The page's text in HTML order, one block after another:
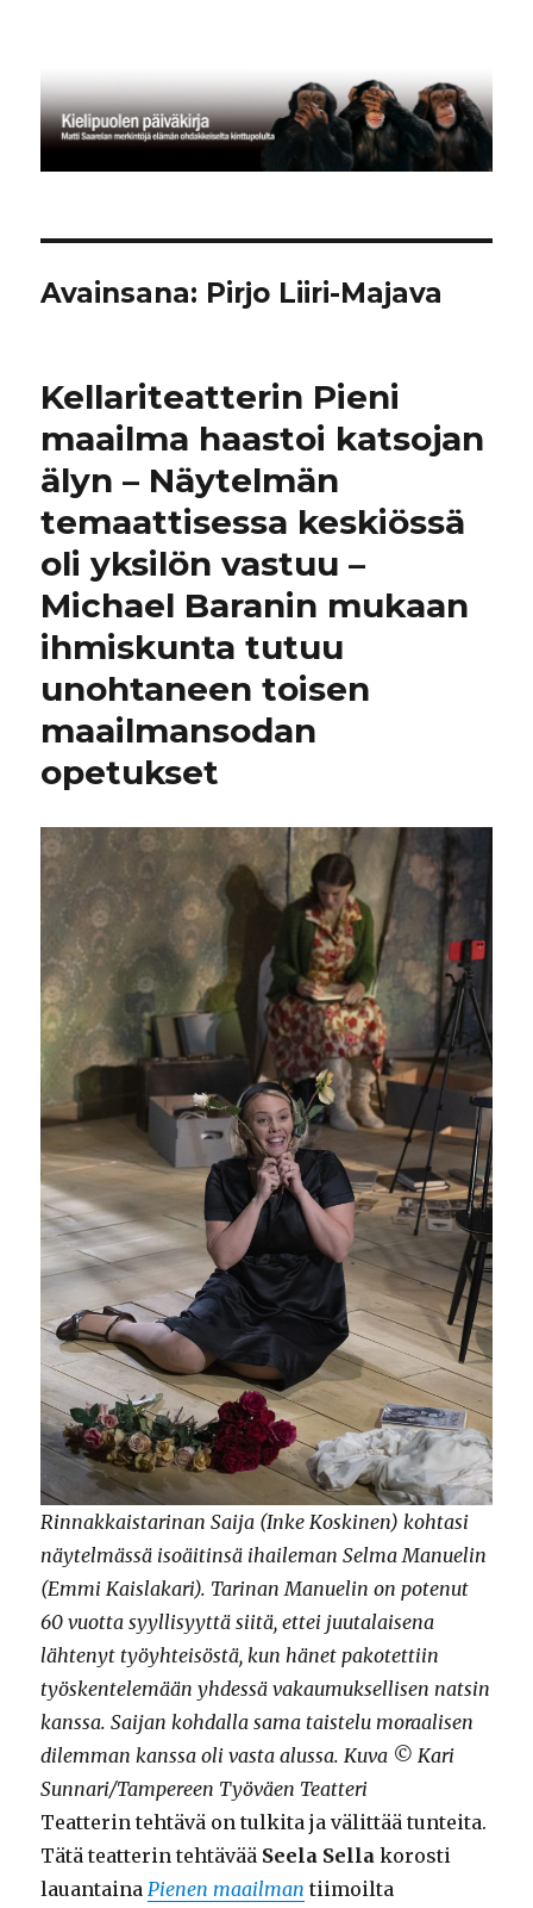
Avainsana: Pirjo Liiri-Majava
Kellariteatterin Pieni
maailma haastoi katsojan
älyn – Näytelmän
temaattisessa keskiössä
oli yksilön vastuu –
Michael Baranin mukaan
ihmiskunta tutuu
unohtaneen toisen
maailmansodan
opetukset
Rinnakkaistarinan Saija (Inke Koskinen) kohtasi
näytelmässä isoäitinsä ihaileman Selma Manuelin
(Emmi Kaislakari). Tarinan Manuelin on potenut
60 vuotta syyllisyyttä siitä, ettei juutalaisena
lähtenyt työyhteisöstä, kun hänet pakotettiin
työskentelemään yhdessä vakaumuksellisen natsin
kanssa. Saijan kohdalla sama taistelu moraalisen
dilemman kanssa oli vasta alussa. Kuva © Kari
Sunnari/Tampereen Työväen Teatteri
Teatterin tehtävä on tulkita ja välittää tunteita.
Tätä teatterin tehtävää Seela Sella korosti
lauantaina Pienen maailman tiimoilta